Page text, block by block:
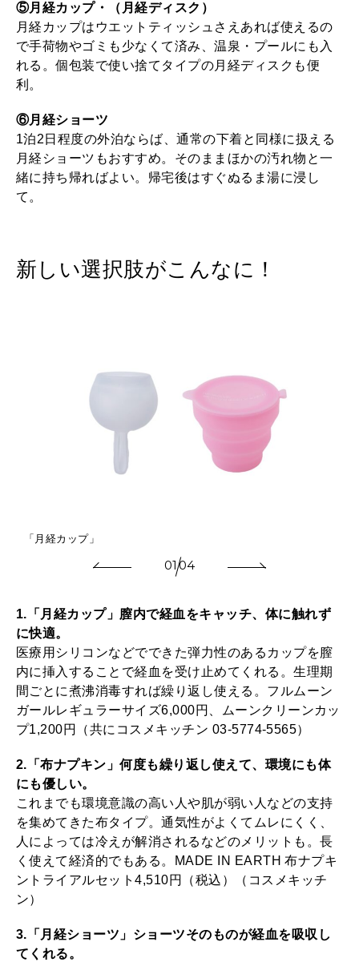
⑤月経カップ・（月経ディスク）
月経カップはウエットティッシュさえあれば使えるの
で手荷物やゴミも少なくて済み、温泉・プールにも入
れる。個包装で使い捨てタイプの月経ディスクも便
利。
⑥月経ショーツ
1泊2日程度の外泊ならば、通常の下着と同様に扱える
月経ショーツもおすすめ。そのままほかの汚れ物と一
緒に持ち帰ればよい。帰宅後はすぐぬるま湯に浸し
て。
新しい選択肢がこんなに！
「月経カップ」
0104
1.「月経カップ」膣内で経血をキャッチ、体に触れず
に快適。
医療用シリコンなどでできた弾力性のあるカップを膣
内に挿入することで経血を受け止めてくれる。生理期
間ごとに煮沸消毒すれば繰り返し使える。フルムーン
ガールレギュラーサイズ6,000円、ムーンクリーンカッ
プ1,200円（共にコスメキッチン 03-5774-5565）
2.「布ナプキン」何度も繰り返し使えて、環境にも体
にも優しい。
これまでも環境意識の高い人や肌が弱い人などの支持
を集めてきた布タイプ。通気性がよくてムレにくく、
人によっては冷えが解消されるなどのメリットも。長
く使えて経済的でもある。MADE IN EARTH 布ナプキ
ントライアルセット4,510円（税込）（コスメキッチ
ン）
3.「月経ショーツ」ショーツそのものが経血を吸収し
てくれる。